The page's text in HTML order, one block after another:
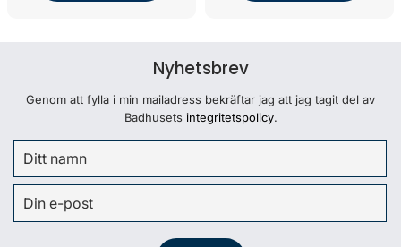
Nyhetsbrev
Genom att fylla i min mailadress bekräftar jag att jag tagit del av
Badhusets integritetspolicy.